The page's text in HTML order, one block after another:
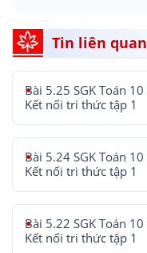
Tin liên quan
Bài 5.25 SGK Toán 10
Kết nối tri thức tập 1
Bài 5.24 SGK Toán 10
Kết nối tri thức tập 1
Bài 5.22 SGK Toán 10
Kết nối tri thức tập 1